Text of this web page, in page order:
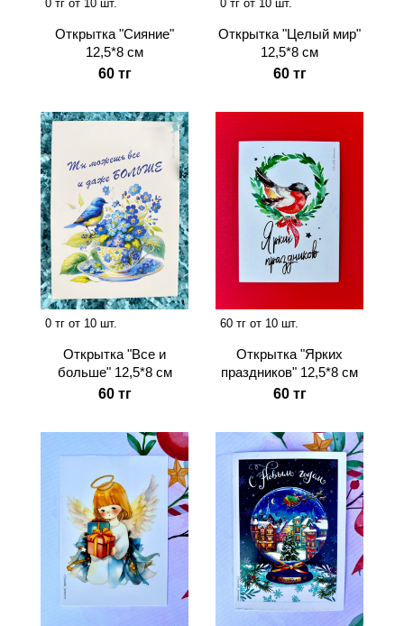
0 тг от 10 шт.
Открытка "Сияние"
12,5*8 см
60 тг
0 тг от 10 шт.
Открытка "Целый мир"
12,5*8 см
60 тг
0 тг от 10 шт.
Открытка "Все и
больше" 12,5*8 см
60 тг
60 тг от 10 шт.
Открытка "Ярких
праздников" 12,5*8 см
60 тг